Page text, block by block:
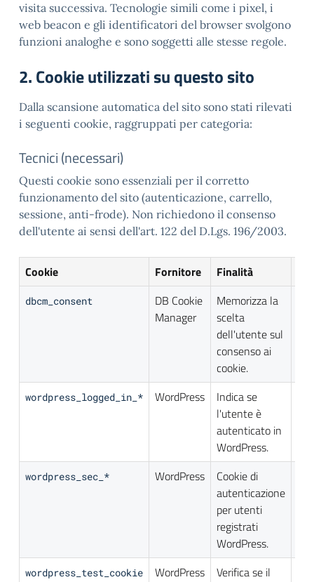
visita successiva. Tecnologie simili come i pixel, i
web beacon e gli identificatori del browser svolgono
funzioni analoghe e sono soggetti alle stesse regole.
2. Cookie utilizzati su questo sito
Dalla scansione automatica del sito sono stati rilevati
i seguenti cookie, raggruppati per categoria:
Tecnici (necessari)
Questi cookie sono essenziali per il corretto
funzionamento del sito (autenticazione, carrello,
sessione, anti-frode). Non richiedono il consenso
dell'utente ai sensi dell'art. 122 del D.Lgs. 196/2003.
Cookie Fornitore Finalità
dbcm_consent
DB Cookie
Manager
Memorizza la
scelta
dell'utente sul
consenso ai
cookie.
wordpress_logged_in_* WordPress
Indica se
l'utente è
autenticato in
WordPress.
wordpress_sec_* WordPress
Cookie di
autenticazione
per utenti
registrati
WordPress.
wordpress_test_cookie WordPress
Verifica se il